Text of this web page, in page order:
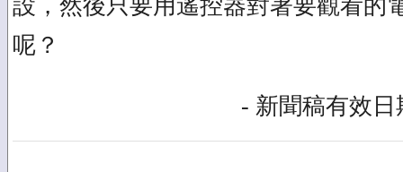
設，然後只要用遙控器對著要觀看的
呢？
- 新聞稿有效日